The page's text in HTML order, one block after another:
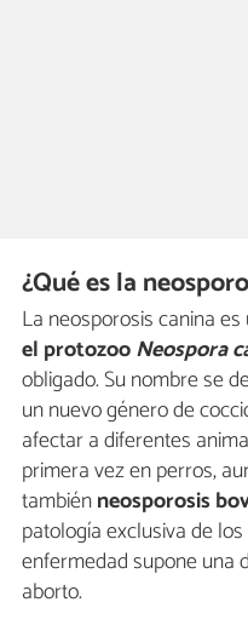
¿Qué es la
La neosporosis canina
el protozooNeospora
obligado. Su nombre se
un nuevo género de
afectar a diferentes
primera vez en perros,
tambiénneosporosis
patología exclusiva de
enfermedad supone una
aborto.